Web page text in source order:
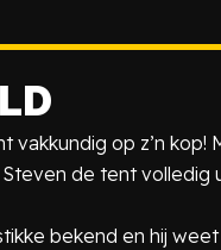
op z’n kop!
de tent volledig
bekend en hij